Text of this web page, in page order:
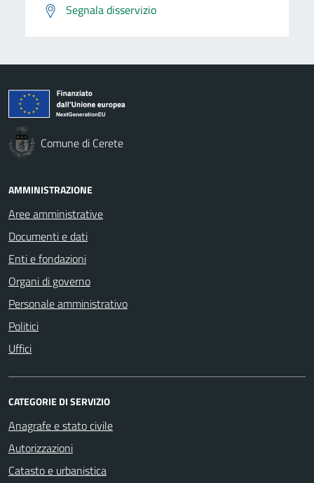
Segnala disservizio
Comune di Cerete
AMMINISTRAZIONE
Aree amministrative
Documenti e dati
Enti e fondazioni
Organi di governo
Personale amministrativo
Politici
Uffici
CATEGORIE DI SERVIZIO
Anagrafe e stato civile
Autorizzazioni
Catasto e urbanistica